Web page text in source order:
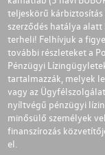
teljeskörű kárbiztosítás
szerződés hatálya
terheli! Felhívjuk a
további részleteket a
Pénzügyi
tartalmazzák, melyek
vagy az
nyíltvégű pénzügyi
minősülő személyek
finanszírozás
el.